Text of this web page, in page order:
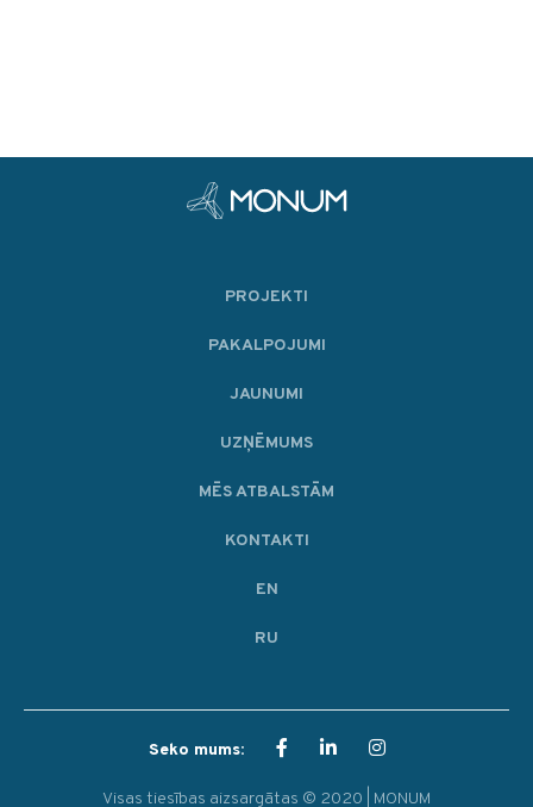
PROJEKTI
PAKALPOJUMI
JAUNUMI
UZŅĒMUMS
MĒS ATBALSTĀM
KONTAKTI
EN
RU
Visas tiesības aizsargātas © 2020 | MONUM
Seko mums: